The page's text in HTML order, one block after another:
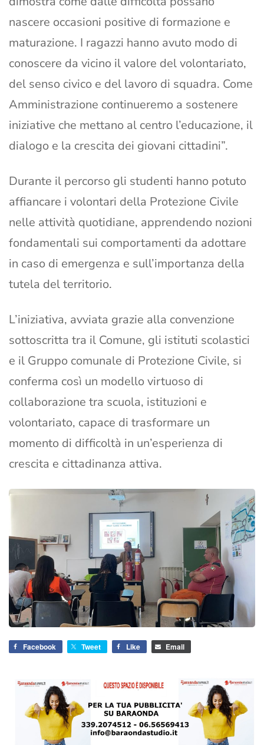
nascere occasioni positive di formazione e
maturazione. I ragazzi hanno avuto modo di
conoscere da vicino il valore del volontariato,
del senso civico e del lavoro di squadra. Come
Amministrazione continueremo a sostenere
iniziative che mettano al centro l’educazione, il
dialogo e la crescita dei giovani cittadini”.
Durante il percorso gli studenti hanno potuto
affiancare i volontari della Protezione Civile
nelle attività quotidiane, apprendendo nozioni
fondamentali sui comportamenti da adottare
in caso di emergenza e sull’importanza della
tutela del territorio.
L’iniziativa, avviata grazie alla convenzione
sottoscritta tra il Comune, gli istituti scolastici
e il Gruppo comunale di Protezione Civile, si
conferma così un modello virtuoso di
collaborazione tra scuola, istituzioni e
volontariato, capace di trasformare un
momento di difficoltà in un’esperienza di
crescita e cittadinanza attiva.
Facebook Tweet Like Email